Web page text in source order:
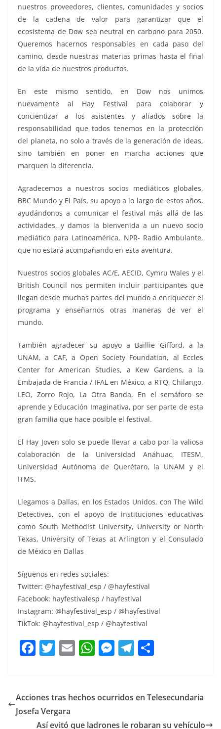
nuestros proveedores, clientes, comunidades y socios
de la cadena de valor para garantizar que el
ecosistema de Dow sea neutral en carbono para 2050.
Queremos hacernos responsables en cada paso del
camino, desde nuestras materias primas hasta el final
de la vida de nuestros productos.
En este mismo sentido, en Dow nos unimos
nuevamente al Hay Festival para colaborar y
concientizar a los asistentes y aliados sobre la
responsabilidad que todos tenemos en la protección
del planeta, no solo a través de la generación de ideas,
sino también en poner en marcha acciones que
marquen la diferencia.
Agradecemos a nuestros socios mediáticos globales,
BBC Mundo y El País, su apoyo a lo largo de estos años,
ayudándonos a comunicar el festival más allá de las
actividades, y damos la bienvenida a un nuevo socio
mediático para Latinoamérica, NPR- Radio Ambulante,
que no estará acompañando en esta aventura.
Nuestros socios globales AC/E, AECID, Cymru Wales y el
British Council nos permiten incluir participantes que
llegan desde muchas partes del mundo a enriquecer el
programa y enseñarnos otras maneras de ver el
mundo.
También agradecer su apoyo a Baillie Gifford, a la
UNAM, a CAF, a Open Society Foundation, al Eccles
Center for American Studies, a Kew Gardens, a la
Embajada de Francia / IFAL en México, a RTQ, Chilango,
LEO, Zorro Rojo, La Otra Banda, En el semáforo se
aprende y Educación Imaginativa, por ser parte de esta
gran familia que hace posible el festival.
El Hay Joven solo se puede llevar a cabo por la valiosa
colaboración de la Universidad Anáhuac, ITESM,
Universidad Autónoma de Querétaro, la UNAM y el
ITMS.
Llegamos a Dallas, en los Estados Unidos, con The Wild
Detectives, con el apoyo de instituciones educativas
como South Methodist University, University or North
Texas, University of Texas at Arlington y el Consulado
de México en Dallas
Síguenos en redes sociales:
Twitter: @hayfestival_esp / @hayfestival
Facebook: hayfestivalesp / hayfestival
Instagram: @hayfestival_esp / @hayfestival
TikTok: @hayfestival_esp / @hayfestival
F
e
b
T
er
E
l
W
s
M
e
T
gr p
Acciones tras hechos ocurridos en Telesecundaria
Josefa Vergara
Así evitó que ladrones le robaran su vehículo